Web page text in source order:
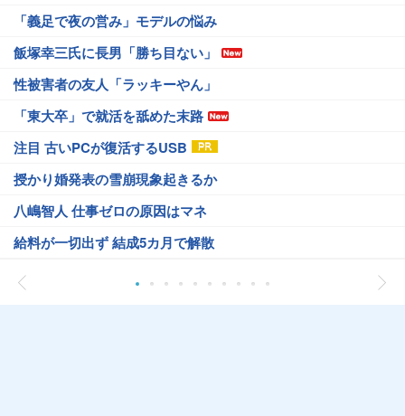
「義足で夜の営み」モデルの悩み
飯塚幸三氏に長男「勝ち目ない」
性被害者の友人「ラッキーやん」
「東大卒」で就活を舐めた末路
注目 古いPCが復活するUSB
授かり婚発表の雪崩現象起きるか
八嶋智人 仕事ゼロの原因はマネ
給料が一切出ず 結成5カ月で解散